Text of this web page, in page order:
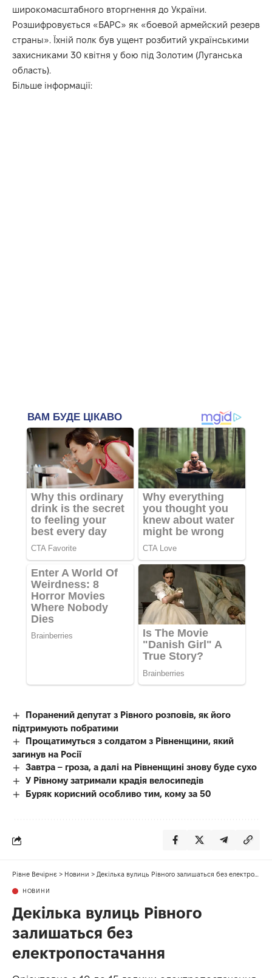
широкомасштабного вторгнення до України.
Розшифровується «БАРС» як «боевой армейский резерв
страны». Їхній полк був ущент розбитий українськими
захисниками 30 квітня у бою під Золотим (Луганська
область).
Більше інформації:
Поранений депутат з Рівного розповів, як його
підтримують побратими
Прощатимуться з солдатом з Рівненщини, який
загинув на Росії
Завтра – гроза, а далі на Рівненщині знову буде сухо
У Рівному затримали крадія велосипедів
Буряк корисний особливо тим, кому за 50
Рівне Вечірнє > Новини > Декілька вулиць Рівного залишаться без електропостачання
НОВИНИ
Декілька вулиць Рівного
залишаться без
електропостачання